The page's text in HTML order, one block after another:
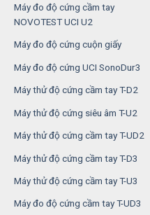
Máy đo độ cứng cầm tay
NOVOTEST UCI U2
Máy đo độ cứng cuộn giấy
Máy đo độ cứng UCI SonoDur3
Máy thử độ cứng cầm tay T-D2
Máy thử độ cứng siêu âm T-U2
Máy thử độ cứng cầm tay T-UD2
Máy thử độ cứng cầm tay T-D3
Máy thử độ cứng cầm tay T-U3
Máy đo độ cứng cầm tay T-UD3